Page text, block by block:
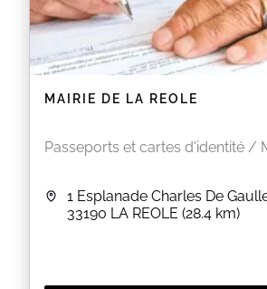
MAIRIE DE LA REOLE
Passeports et cartes d'identité /
1 Esplanade Charles De
33190 LA REOLE (28.4 km)